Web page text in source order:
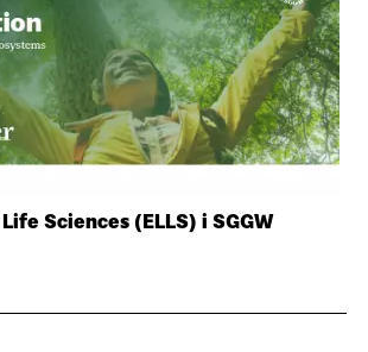
Sciences (ELLS) i SGGW